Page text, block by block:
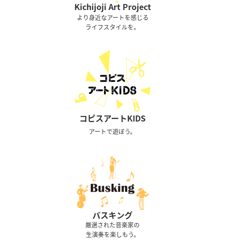
Kichijoji Art Project
より身近なアートを感じる
ライフスタイルを。
コピスアートKIDS
アートで遊ぼう。
バスキング
厳選された音楽家の
生演奏を楽しもう。